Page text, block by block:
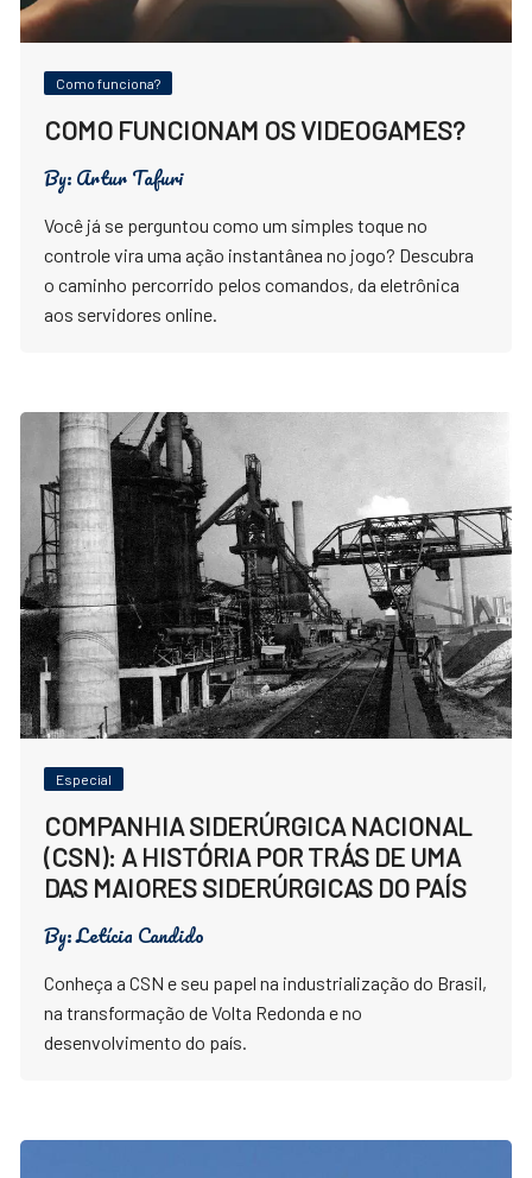
Como funciona?
COMO FUNCIONAM OS VIDEOGAMES?
By:Artur Tafuri
Você já se perguntou como um simples toque no
controle vira uma ação instantânea no jogo? Descubra
o caminho percorrido pelos comandos, da eletrônica
aos servidores online.
Especial
COMPANHIA SIDERÚRGICA NACIONAL
(CSN): A HISTÓRIA POR TRÁS DE UMA
DAS MAIORES SIDERÚRGICAS DO PAÍS
By:Letícia Candido
Conheça a CSN e seu papel na industrialização do Brasil,
na transformação de Volta Redonda e no
desenvolvimento do país.